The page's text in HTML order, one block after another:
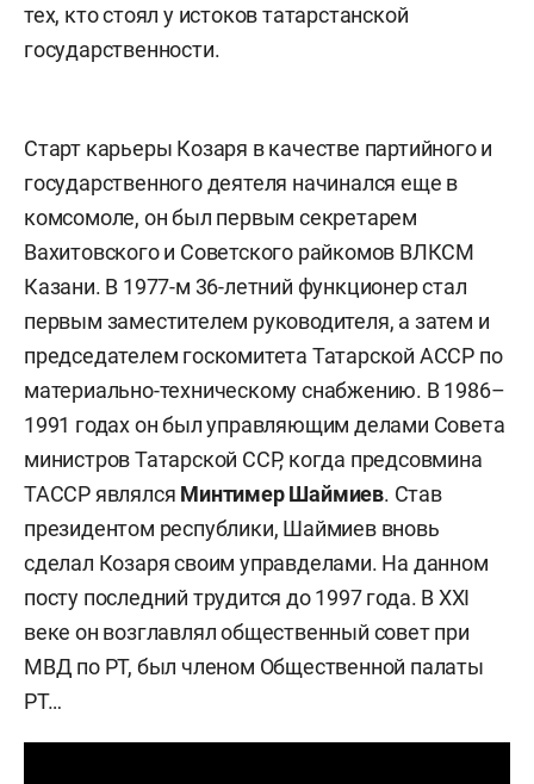
тех, кто стоял у истоков татарстанской
государственности.
Старт карьеры Козаря в качестве партийного и
государственного деятеля начинался еще в
комсомоле, он был первым секретарем
Вахитовского и Советского райкомов ВЛКСМ
Казани. В 1977-м 36-летний функционер стал
первым заместителем руководителя, а затем и
председателем госкомитета Татарской АССР по
материально-техническому снабжению. В 1986–
1991 годах он был управляющим делами Совета
министров Татарской ССР, когда предсовмина
ТАССР являлся Минтимер Шаймиев. Став
президентом республики, Шаймиев вновь
сделал Козаря своим управделами. На данном
посту последний трудится до 1997 года. В XXI
веке он возглавлял общественный совет при
МВД по РТ, был членом Общественной палаты
РТ…